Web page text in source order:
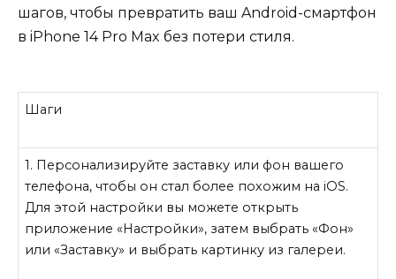
шагов, чтобы превратить ваш Android-смартфон
в iPhone 14 Pro Max без потери стиля.
Шаги
1. Персонализируйте заставку или фон вашего
телефона, чтобы он стал более похожим на iOS.
Для этой настройки вы можете открыть
приложение «Настройки», затем выбрать «Фон»
или «Заставку» и выбрать картинку из галереи.